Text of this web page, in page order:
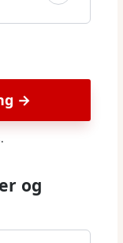
→
og